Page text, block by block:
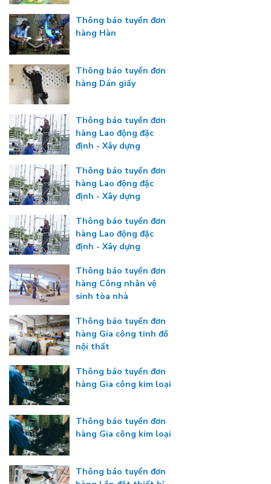
Thông báo tuyển đơn
hàng Hàn
Thông báo tuyển đơn
hàng Dán giấy
Thông báo tuyển đơn
hàng Lao động đặc
định - Xây dựng
Thông báo tuyển đơn
hàng Lao động đặc
định - Xây dựng
Thông báo tuyển đơn
hàng Lao động đặc
định - Xây dựng
Thông báo tuyển đơn
hàng Công nhân vệ
sinh tòa nhà
Thông báo tuyển đơn
hàng Gia công tinh đồ
nội thất
Thông báo tuyển đơn
hàng Gia công kim loại
Thông báo tuyển đơn
hàng Gia công kim loại
Thông báo tuyển đơn